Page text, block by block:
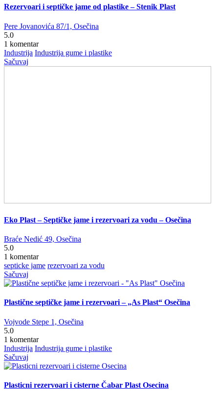
Rezervoari i septičke jame od plastike – Stenik Plast
Pere Jovanovića 87/1, Osečina
5.0
1 komentar
Industrija Industrija gume i plastike
Sačuvaj
Eko Plast – Septičke jame i rezervoari za vodu – Osečina
Braće Nedić 49, Osečina
5.0
1 komentar
septicke jame rezervoari za vodu
Sačuvaj
Plastične septičke jame i rezervoari – „As Plast“ Osečina
Vojvode Stepe 1, Osečina
5.0
1 komentar
Industrija Industrija gume i plastike
Sačuvaj
Plasticni rezervoari i cisterne Čabar Plast Osecina